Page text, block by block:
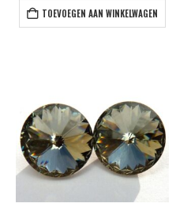
TOEVOEGEN AAN WINKELWAGEN